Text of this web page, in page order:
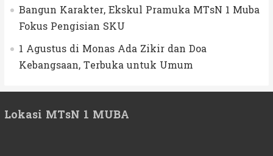
Bangun Karakter, Ekskul Pramuka MTsN 1 Muba
Fokus Pengisian SKU
1 Agustus di Monas Ada Zikir dan Doa
Kebangsaan, Terbuka untuk Umum
Lokasi MTsN 1 MUBA